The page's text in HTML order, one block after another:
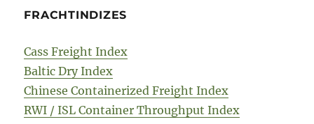
FRACHTINDIZES
Cass Freight Index
Baltic Dry Index
Chinese Containerized Freight Index
RWI / ISL Container Throughput Index